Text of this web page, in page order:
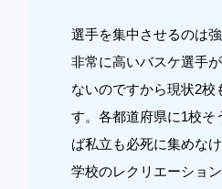
選手を集中させるのは
非常に高いバスケ選手
ないのですから現状2校
す。各都道府県に1校そ
ば私立も必死に集めな
学校のレクリエーショ